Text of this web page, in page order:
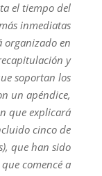
el tiempo del
inmediatas
organizado en
y
soportan los
un apéndice,
que explicará
cinco de
que han sido
comencé a